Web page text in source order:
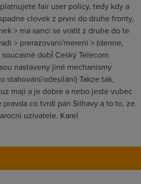
fair user policy, tedy kdy a
clovek z prvni do druhe fronty,
> ma sanci se vratit z druhe do te
> prerazovani/mereni > (denne,
dobì Ceský Telecom
nastaveny jiné mechanismy
stahování/odesílání) Takze tak,
maji a je dobre a nebo jeste vubec
co tvrdi pan Silhavy a to to, ze
uzivatele. Karel